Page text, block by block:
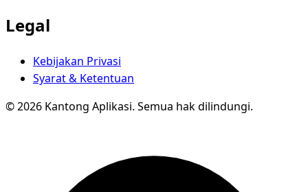
Legal
Kebijakan Privasi
Syarat & Ketentuan
© 2026 Kantong Aplikasi. Semua hak dilindungi.